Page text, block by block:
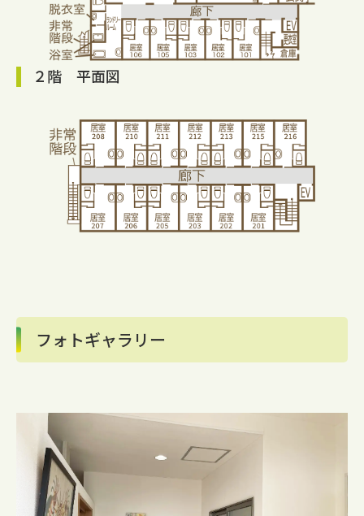
２階 平面図
フォトギャラリー